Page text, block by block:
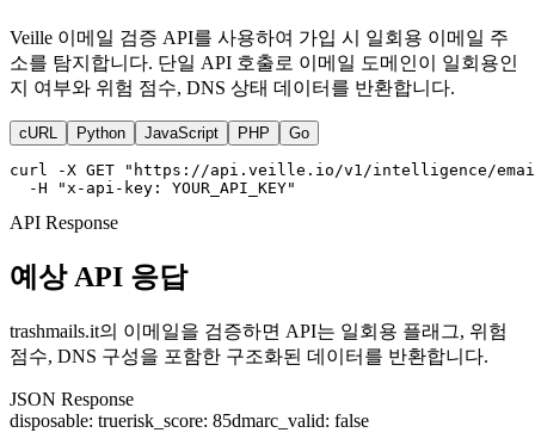
Veille 이메일 검증 API를 사용하여 가입 시 일회용 이메일 주
소를 탐지합니다. 단일 API 호출로 이메일 도메인이 일회용인
지 여부와 위험 점수, DNS 상태 데이터를 반환합니다.
cURL Python JavaScript PHP Go
curl -X GET "https://api.veille.io/v1/intelligence/
  -H "x-api-key: YOUR_API_KEY"
API Response
예상 API 응답
trashmails.it의 이메일을 검증하면 API는 일회용 플래그, 위험
점수, DNS 구성을 포함한 구조화된 데이터를 반환합니다.
JSON Response
disposable: truerisk_score: 85dmarc_valid: false